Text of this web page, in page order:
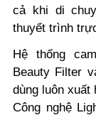
cả khi di
thuyết trình
Hệ thống
Beauty Filter
dùng luôn xuất
Công nghệ